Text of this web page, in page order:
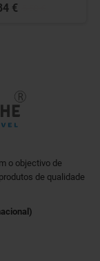
€
o objectivo de
de qualidade